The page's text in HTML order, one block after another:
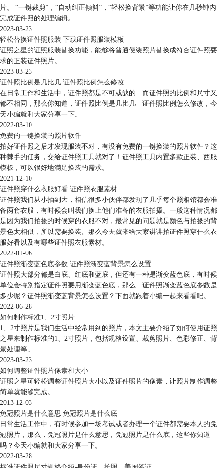
片。 “一键裁剪”，“自动纠正倾斜”，“轻松换背景”等功能让你在几秒钟内
完成证件照的处理编辑。
2023-03-23
轻松替换证件照服装 下载证件照服装模板
证照之星的证照服装替换功能，能够将普通便装照片替换成符合证件照要
求的正装证件照片。
2023-03-23
证件照比例是几比几 证件照比例怎么修改
在日常工作和生活中，证件照都是不可或缺的，而证件照的比例和尺寸又
都不相同，那么你知道，证件照比例是几比几，证件照比例怎么修改，今
天小编就和大家分享一下。
2022-03-10
免费的一键换装的照片软件
拍好证件照之后才发现服装不对，有没有免费的一键换装的照片软件？这
种棘手的任务，交给证件照工具就对了！证件照工具内置多款正装、西服
模板，可以很好地满足换装的需求。
2021-12-10
证件照穿什么衣服好看 证件照衣服素材
证件照我们从小拍到大，相信很多小伙伴都发现了几乎每个照相馆都会准
备两套衣服，有时候会叫我们换上他们准备的衣服拍摄。一般这种情况都
是因为我们拍摄的时候穿的衣服不对，最常见的问题就是颜色与拍摄的背
景色太相似，所以需要换装。那么今天就来给大家讲讲拍证件照穿什么衣
服好看以及有哪些证件照衣服素材。
2022-01-06
证件照渐变蓝色底参数 证件照渐变蓝背景怎么设置
证件照大部分都是白底、红底和蓝底，但还有一种是渐变蓝色底，有时候
单位会特别指定证件照要用渐变蓝色底，那么，证件照渐变蓝色底参数是
多少呢？证件照渐变蓝背景怎么设置？下面就跟着小编一起来看看吧。
2022-06-28
如何制作标准1、2寸照片
1、2寸照片是我们生活中经常用到的照片，本文主要介绍了如何使用证照
之星来制作标准的1、2寸照片，包括规格设置、裁剪照片、色彩修正、背
景处理等。
2023-03-23
如何调整证件照片像素和大小
证照之星可轻松调整证件照片大小以及证件照片的像素，让照片制作调整
简单就能够完成。
2013-12-03
免冠照片是什么意思 免冠照片是什么底
日常生活工作中，有时候参加一场考试或者办理一个证件都需要本人的免
冠照片，那么，免冠照片是什么意思，免冠照片是什么底，这些你知道
吗？今天小编就和大家分享一下。
2022-03-28